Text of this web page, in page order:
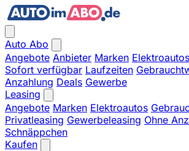
Auto Abo
Angebote Anbieter Marken Elektroautos
Sofort verfügbar Laufzeiten
Anzahlung Deals Gewerbe
Leasing
Angebote Marken Elektroautos
Privatleasing Gewerbeleasing Ohne
Schnäppchen
Kaufen